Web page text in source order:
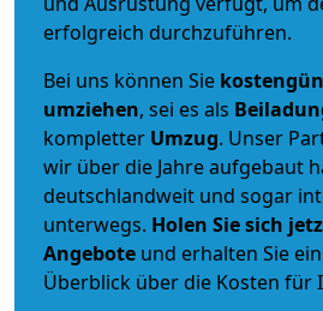
erfolgreich durchzuführen.
Bei uns können Sie
umziehen, sei es als
kompletter Umzug. Unser
wir über die Jahre aufgebaut
deutschlandweit und sogar
unterwegs. Holen Sie sich
Angebote und erhalten Sie
Überblick über die Kosten für